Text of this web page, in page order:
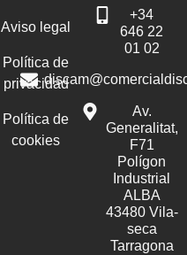
Aviso legal
Política de
privacidad
Política de
cookies
+34
646 22
01 02
Av.
Generalitat,
F71
Polígon
Industrial
ALBA
43480 Vila-
seca
Tarragona